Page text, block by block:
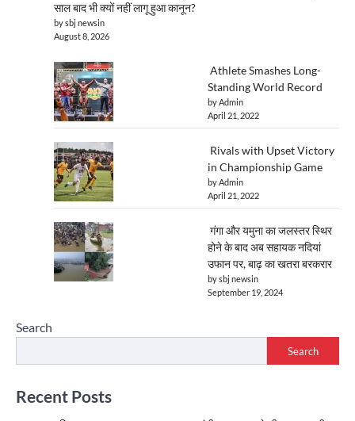
साल बाद भी क्यों नहीं लागू हुआ कानून?
by sbj newsin
August 8, 2026
Athlete Smashes Long-
Standing World Record
by Admin
April 21, 2022
Rivals with Upset Victory
in Championship Game
by Admin
April 21, 2022
गंगा और यमुना का जलस्तर स्थिर
होने के बाद अब सहायक नदियां
उफान पर, बाढ़ का खतरा बरकरार
by sbj newsin
September 19, 2024
Search
Search
Recent Posts